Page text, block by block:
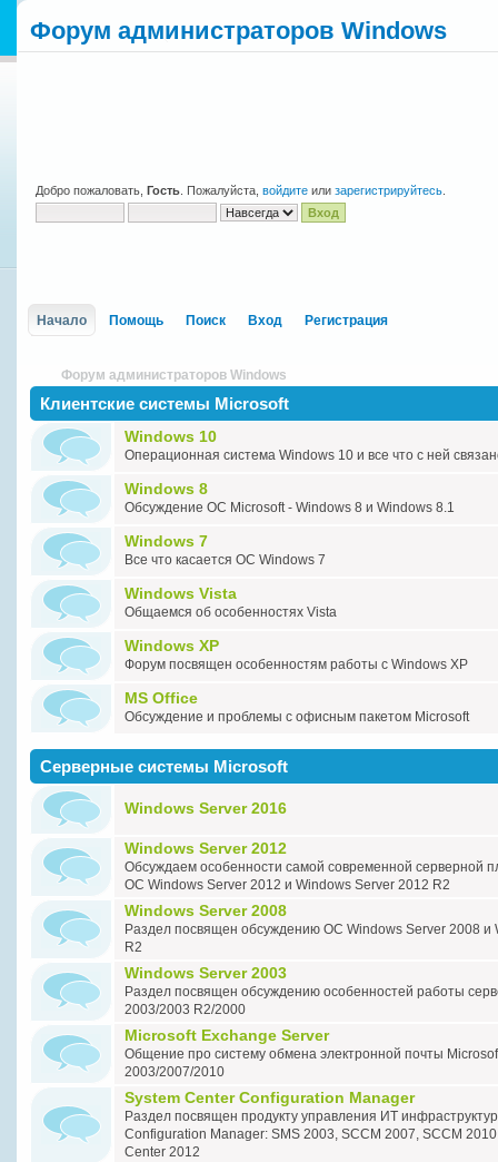
Форум администраторов Windows
Добро пожаловать, Гость . Пожалуйста, войдите или зарегистрируйтесь
Начало Помощь Поиск Вход Регистрация
Форум администраторов Windows
Клиентские системы Microsoft
Windows 10
Операционная система Windows 10 и все что с ней
Windows 8
Обсуждение ОС Miсrosoft - Windows 8 и Windows 8.1
Windows 7
Все что касается ОС Windows 7
Windows Vista
Общаемся об особенностях Vista
Windows XP
Форум посвящен особенностям работы с Windows XP
MS Office
Обсуждение и проблемы с офисным пакетом Microsoft
Серверные системы Microsoft
Windows Server 2016
Windows Server 2012
Обсуждаем особенности самой современной серверной
ОС Windows Server 2012 и Windows Server 2012 R2
Windows Server 2008
Раздел посвящен обсуждению ОС Windows Server 2008 и
R2
Windows Server 2003
Раздел посвящен обсуждению особенностей работы
2003/2003 R2/2000
Microsoft Exchange Server
Общение про систему обмена электронной почты
2003/2007/2010
System Center Configuration Manager
Раздел посвящен продукту управления ИТ
Configuration Manager: SMS 2003, SCCM 2007, SCCM
Center 2012